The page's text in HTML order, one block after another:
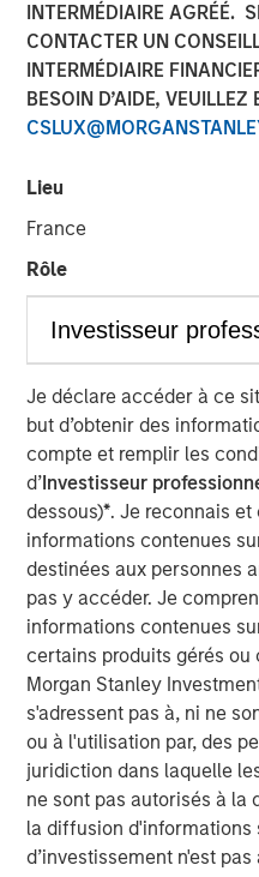
INTERMÉDIAIRE AGRÉÉ.
CONTACTER UN
INTERMÉDIAIRE
BESOIN D’AIDE,
Lieu
France
Rôle
Je déclare accéder à ce
but d’obtenir des
compte et remplir les
d’Investisseur
dessous)*. Je reconnais
informations contenues
destinées aux personnes
pas y accéder. Je
informations contenues
certains produits gérés
Morgan Stanley
s'adressent pas à, ni ne
ou à l'utilisation par, des
juridiction dans laquelle
ne sont pas autorisés à la
la diffusion d'informations
d’investissement n'est pas
In thisBig Picture video,
investment truths about
of the infrastructure
agents, to the two
shape the geopolitical
Read Artificial
Équipe Actions Marchés
The Emerging Markets
expertise and local
integrated top-down and
to invest in core and
non-U.S. markets.